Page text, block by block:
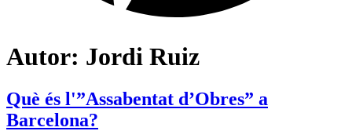
Autor: Jordi Ruiz
Què és l'”Assabentat d’Obres” a
Barcelona?